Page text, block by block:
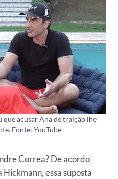
que acusar Ana de traição lhe
Fonte: YouTube
Correa? De acordo
essa suposta